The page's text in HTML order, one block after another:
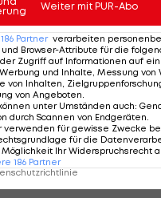
(bis August) fehlte er
Schulterverletzung,
(Oktober 2025 bis
und März fehlte
neuerlichen
nächste Ausfall.
Weiter mit PUR-Abo
186 Partner verarbeiten
und Browser-Attribute für die
Zugriff auf Informationen auf
und Inhalte, Messung von
von Inhalten,
von Angeboten
unter Umständen auch:
durch Scannen von Endgeräten
verwenden für gewisse Zwecke
für die
Ihr Widerspruchsrecht
186 Partner